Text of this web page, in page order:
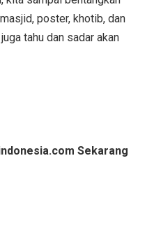
poster, khotib, dan
tahu dan sadar akan
Sekarang